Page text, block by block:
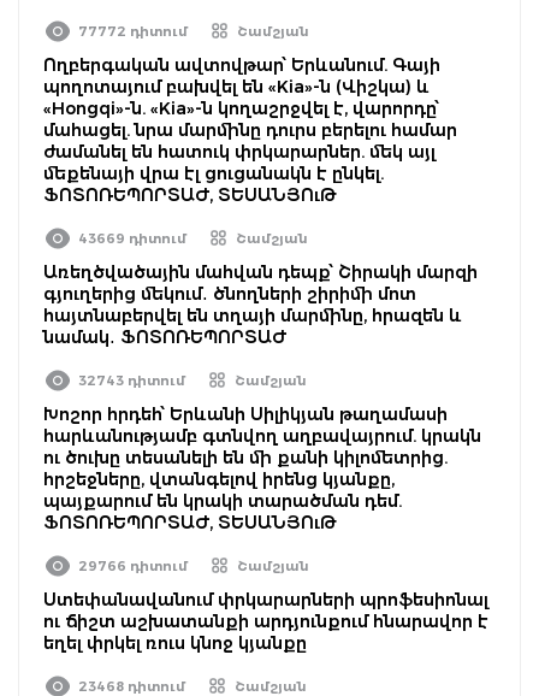
77772 դիտում Շամշյան
Ողբերգական ավտովթար՝ Երևանում. Գայի
պողոտայում բախվել են «Kia»-ն (Վիշկա) և
«Hongqi»-ն. «Kia»-ն կողաշրջվել է, վարորդը՝
մահացել. նրա մարմինը դուրս բերելու համար
ժամանել են հատուկ փրկարարներ. մեկ այլ
մեքենայի վրա էլ ցուցանակն է ընկել.
ՖՈՏՈՌԵՊՈՐՏԱԺ, ՏԵՍԱՆՅՈւԹ
43669 դիտում Շամշյան
Առեղծվածային մահվան դեպք՝ Շիրակի մարզի
գյուղերից մեկում․ ծնողների շիրիմի մոտ
հայտնաբերվել են տղայի մարմինը, հրազեն և
նամակ․ ՖՈՏՈՌԵՊՈՐՏԱԺ
32743 դիտում Շամշյան
Խոշոր հրդեհ՝ Երևանի Սիլիկյան թաղամասի
հարևանությամբ գտնվող աղբավայրում. կրակն
ու ծուխը տեսանելի են մի քանի կիլոմետրից.
հրշեջները, վտանգելով իրենց կյանքը,
պայքարում են կրակի տարածման դեմ.
ՖՈՏՈՌԵՊՈՐՏԱԺ, ՏԵՍԱՆՅՈւԹ
29766 դիտում Շամշյան
Ստեփանավանում փրկարարների պրոֆեսիոնալ
ու ճիշտ աշխատանքի արդյունքում հնարավոր է
եղել փրկել ռուս կնոջ կյանքը
23468 դիտում Շամշյան